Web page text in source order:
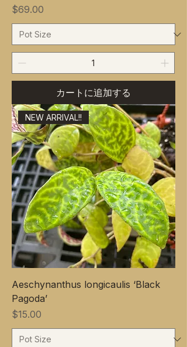
価格
$69.00
カートに追加する
NEW ARRIVAL!!
Aeschynanthus longicaulis ‘Black
Pagoda’
価格
$15.00